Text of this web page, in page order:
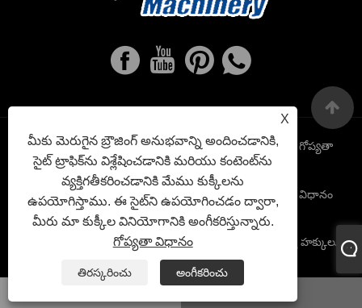
X
మీకు మెరుగైన బ్రౌజింగ్ అనుభవాన్ని అందించడానికి,
సైట్ ట్రాఫిక్‌ను విశ్లేషించడానికి మరియు కంటెంట్‌ను
వ్యక్తిగతీకరించడానికి మేము కుక్కీలను
ఉపయోగిస్తాము. ఈ సైట్‌ని ఉపయోగించడం ద్వారా,
మీరు మా కుక్కీల వినియోగానికి అంగీకరిస్తున్నారు.
గోప్యతా విధానం
తిరస్కరించు
అంగీకరించు
Links Sitemap RSS XML గోప్యతా
విధానం
కాపీరైట్ © 2022 Ruian Yongbo Machinery Co., Ltd. సర్వ హక్కులు
ప్రత్యేకించబడినవి